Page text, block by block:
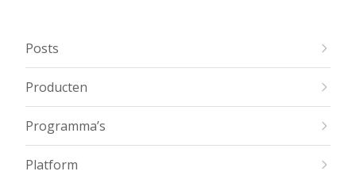
Posts
Producten
Programma’s
Platform